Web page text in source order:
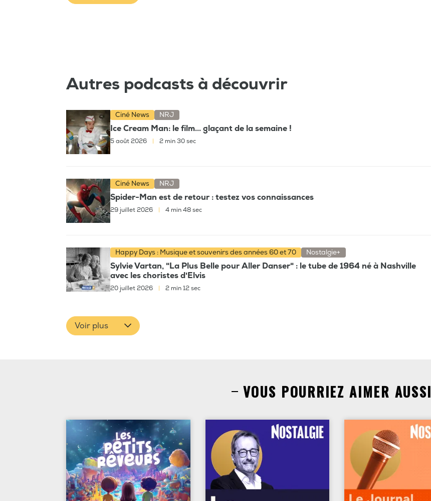
Autres podcasts à découvrir
Ciné News NRJ
Ice Cream Man: le film... glaçant de la semaine !
5 août 2026 2 min 30 sec
Ciné News NRJ
Spider-Man est de retour : testez vos connaissances
29 juillet 2026 4 min 48 sec
Happy Days : Musique et souvenirs des années 60 et 70 Nostalgie+
Sylvie Vartan, "La Plus Belle pour Aller Danser" : le tube de 1964 né à Nashville
avec les choristes d'Elvis
20 juillet 2026 2 min 12 sec
Voir plus
VOUS POURRIEZ AIMER AUSSI